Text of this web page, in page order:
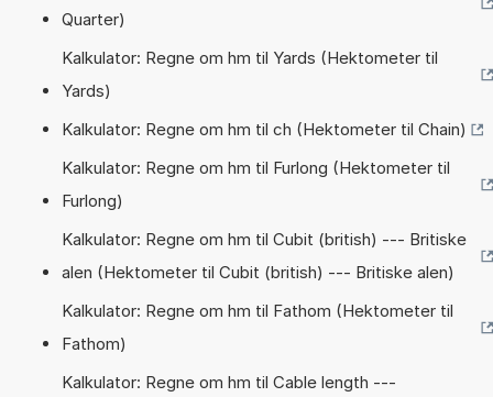
Quarter)
Kalkulator: Regne om hm til Yards (Hektometer til
Yards)
Kalkulator: Regne om hm til ch (Hektometer til Chain)
Kalkulator: Regne om hm til Furlong (Hektometer til
Furlong)
Kalkulator: Regne om hm til Cubit (british) --- Britiske
alen (Hektometer til Cubit (british) --- Britiske alen)
Kalkulator: Regne om hm til Fathom (Hektometer til
Fathom)
Kalkulator: Regne om hm til Cable length ---